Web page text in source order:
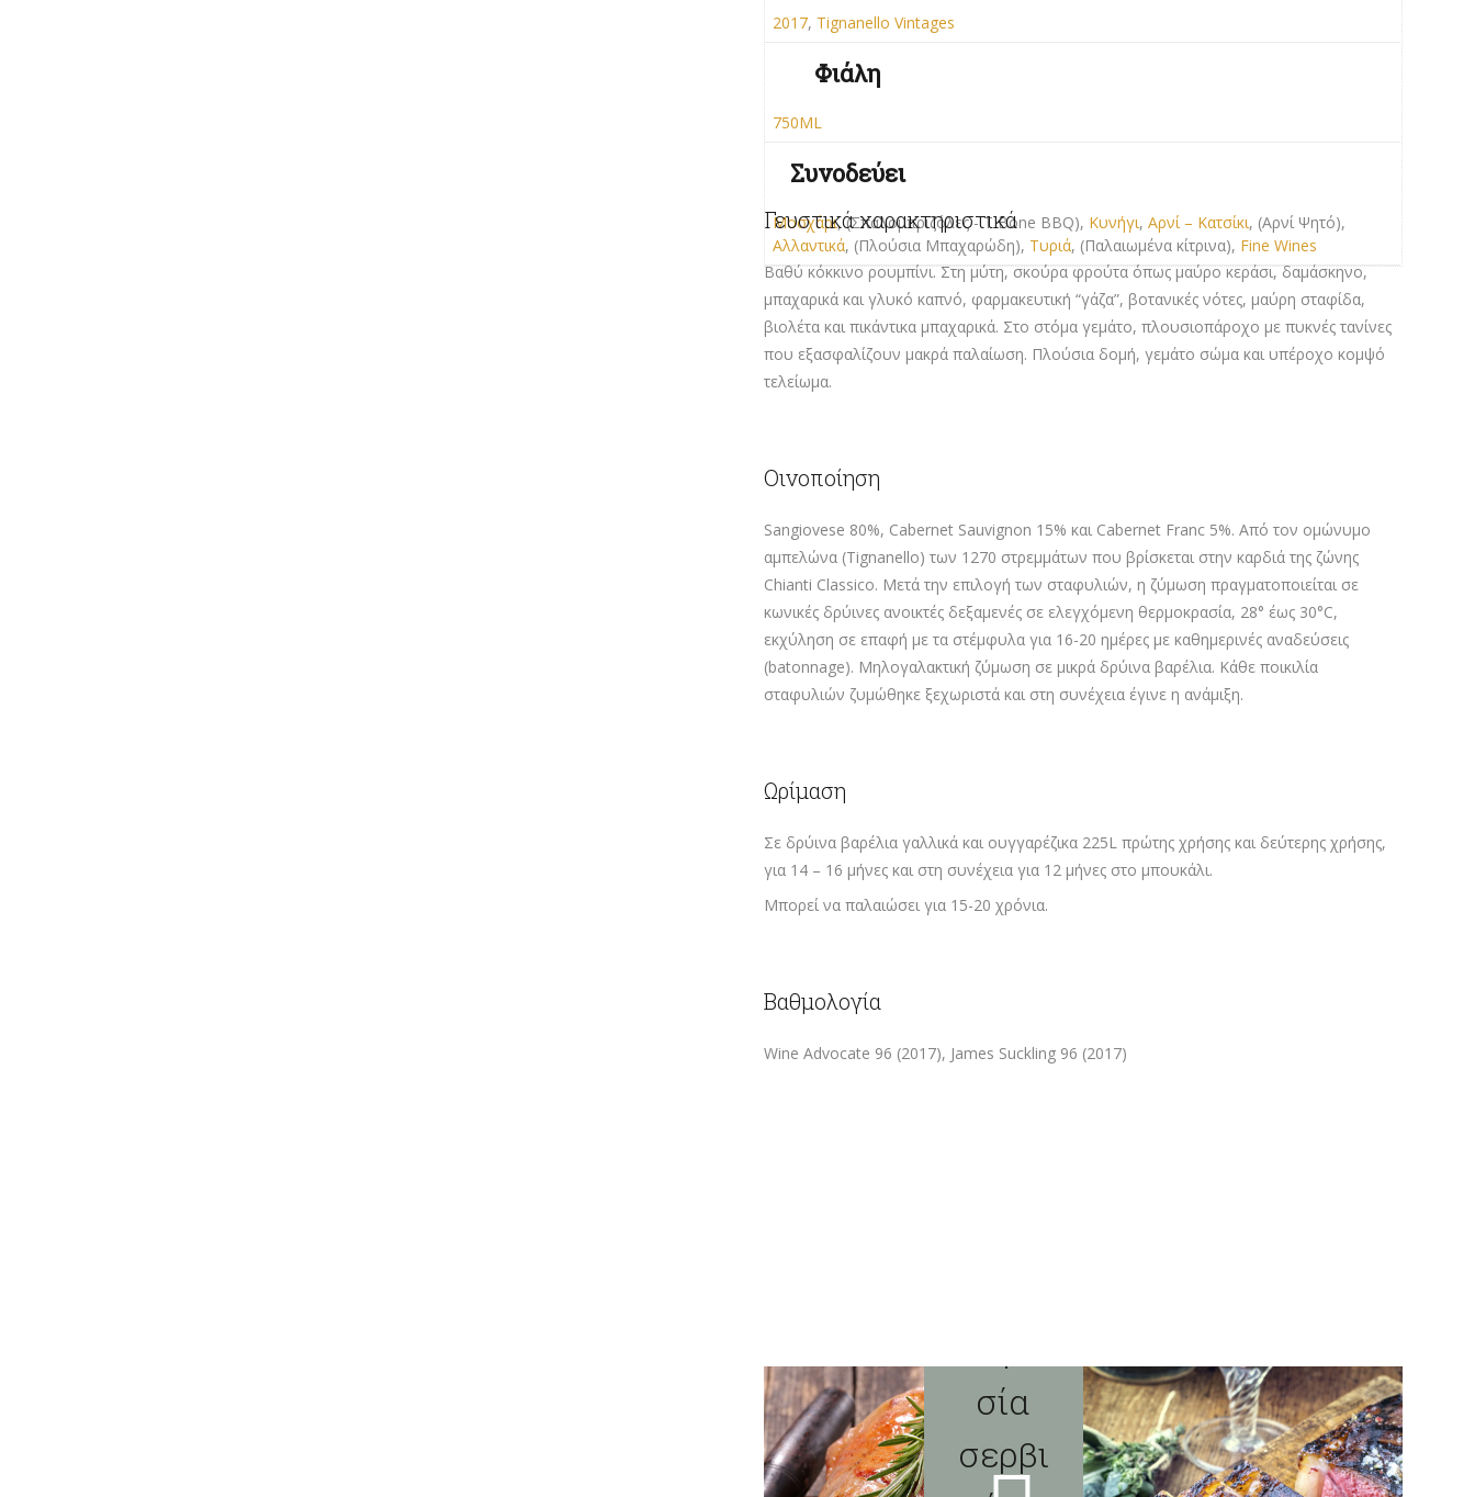
2017, Tignanello Vintages
Φιάλη
750ML
Συνοδεύει
Μοσχάρι, (Σπαλομπριζόλες - T Bone BBQ), Κυνήγι,Αρνί – Κατσίκι, (Αρνί Ψητό),
Αλλαντικά, (Πλούσια Μπαχαρώδη), Τυριά, (Παλαιωμένα κίτρινα), Fine Wines
Γευστικά χαρακτηριστικά
Βαθύ κόκκινο ρουμπίνι. Στη μύτη, σκούρα φρούτα όπως μαύρο κεράσι, δαμάσκηνο,
μπαχαρικά και γλυκό καπνό, φαρμακευτική “γάζα”, βοτανικές νότες, μαύρη σταφίδα,
βιολέτα και πικάντικα μπαχαρικά. Στο στόμα γεμάτο, πλουσιοπάροχο με πυκνές τανίνες
που εξασφαλίζουν μακρά παλαίωση. Πλούσια δομή, γεμάτο σώμα και υπέροχο κομψό
τελείωμα.
Οινοποίηση
Sangiovese 80%, Cabernet Sauvignon 15% και Cabernet Franc 5%. Από τον ομώνυμο
αμπελώνα (Tignanello) των 1270 στρεμμάτων που βρίσκεται στην καρδιά της ζώνης
Chianti Classico. Μετά την επιλογή των σταφυλιών, η ζύμωση πραγματοποιείται σε
κωνικές δρύινες ανοικτές δεξαμενές σε ελεγχόμενη θερμοκρασία, 28° έως 30°C,
εκχύληση σε επαφή με τα στέμφυλα για 16-20 ημέρες με καθημερινές αναδεύσεις
(batonnage). Μηλογαλακτική ζύμωση σε μικρά δρύινα βαρέλια. Κάθε ποικιλία
σταφυλιών ζυμώθηκε ξεχωριστά και στη συνέχεια έγινε η ανάμιξη.
Ωρίμαση
Σε δρύινα βαρέλια γαλλικά και ουγγαρέζικα 225L πρώτης χρήσης και δεύτερης χρήσης,
για 14 – 16 μήνες και στη συνέχεια για 12 μήνες στο μπουκάλι.
Μπορεί να παλαιώσει για 15-20 χρόνια.
Βαθμολογία
Wine Advocate 96 (2017), James Suckling 96 (2017)
σία
σερβι